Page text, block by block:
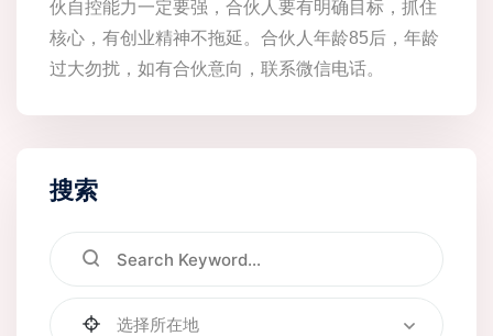
伙自控能力一定要强，合伙人要有明确目标，抓住
核心，有创业精神不拖延。合伙人年龄85后，年龄
过大勿扰，如有合伙意向，联系微信电话。
搜索
选择所在地